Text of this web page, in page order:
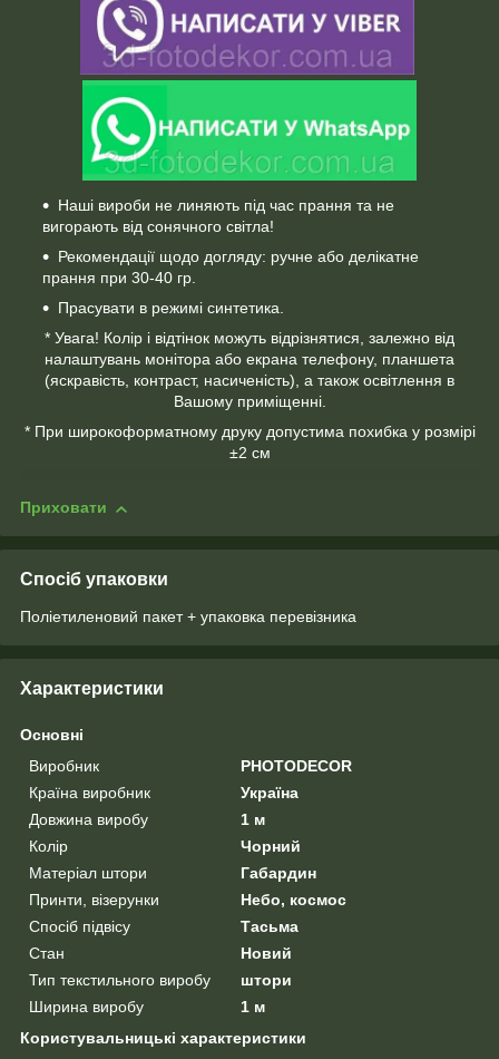
Наші вироби не линяють під час прання та не
вигорають від сонячного світла!
Рекомендації щодо догляду: ручне або делікатне
прання при 30-40 гр.
Прасувати в режимі синтетика.
* Увага! Колір і відтінок можуть відрізнятися, залежно від
налаштувань монітора або екрана телефону, планшета
(яскравість, контраст, насиченість), а також освітлення в
Вашому приміщенні.
* При широкоформатному друку допустима похибка у розмірі
±2 см
Приховати
Спосіб упаковки
Поліетиленовий пакет + упаковка перевізника
Характеристики
Основні
Виробник
PHOTODECOR
Країна виробник
Україна
Довжина виробу
1 м
Колір
Чорний
Матеріал штори
Габардин
Принти, візерунки
Небо, космос
Спосіб підвісу
Тасьма
Стан
Новий
Тип текстильного виробу
штори
Ширина виробу
1 м
Користувальницькі характеристики